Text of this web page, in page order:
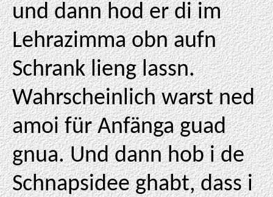
und dann hod er di im
Lehrazimma obn aufn
Schrank lieng lassn.
Wahrscheinlich warst ned
amoi für Anfänga guad
gnua. Und dann hob i de
Schnapsidee ghabt, dass i